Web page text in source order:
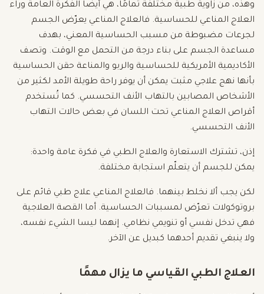
وهذه، من زاوية طبية مختلفة تمامًا، هي أيضًا الفكرة العامة وراء
العلاج المناعي للحساسية. فالعلاج المناعي يعرّض الجسم
لجرعات مضبوطة من مسبب الحساسية المعني، بهدف
مساعدة الجسم على بناء درجة من التحمل مع الوقت. وتصف
الأكاديمية الأمريكية للحساسية والربو والمناعة حقن الحساسية
بأنها نهج علاجي مثبت يمكن أن يوفر راحة طويلة الأمد لكثير من
الأشخاص المصابين بالتهاب الأنف التحسسي. كما تُستخدم
أقراص العلاج المناعي تحت اللسان في بعض حالات التهاب
الأنف التحسسي.
إذن، تشترك الاستعارة والعلاج الطبي في فكرة عامة واحدة:
يمكن للجسم أن يتعلّم استجابة مختلفة.
لكن يجب ألا نخلط بينهما. فالعلاج المناعي علاج طبي قائم على
بروتوكولات تعرّض لمسببات الحساسية. أما القصة العلاجية
فهي تدخل نفسي أو تنويمي نظامي. إنهما ليسا الشيء نفسه،
ولا ينبغي تقديم أحدهما كبديل عن الآخر.
العلاج الطبي القياسي ما يزال مهمًا